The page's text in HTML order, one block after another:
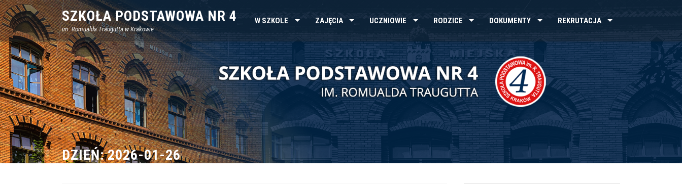
Skip
to
content
SZKOŁA PODSTAWOWA NR 4
im. Romualda Traugutta w Krakowie
W SZKOLE ZAJĘCIA UCZNIOWIE RODZICE DOKUMENTY REKRUTACJA
DZIEŃ:2026-01-26